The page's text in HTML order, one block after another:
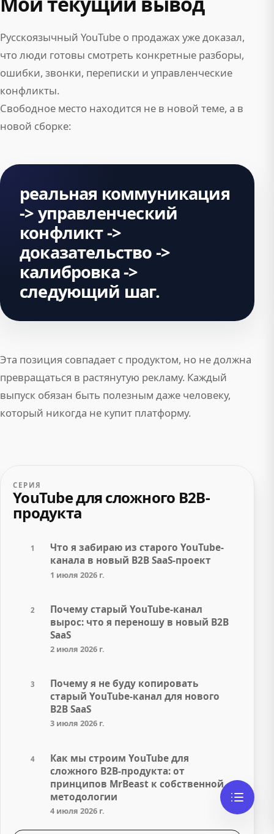
Русскоязычный YouTube о продажах уже доказал,
что люди готовы смотреть конкретные разборы,
ошибки, звонки, переписки и управленческие
конфликты.
Свободное место находится не в новой теме, а в
новой сборке:
реальная коммуникация
-> управленческий
конфликт ->
доказательство ->
калибровка ->
следующий шаг.
Эта позиция совпадает с продуктом, но не должна
превращаться в растянутую рекламу. Каждый
выпуск обязан быть полезным даже человеку,
который никогда не купит платформу.
СЕРИЯ
YouTube для сложного B2B-
продукта
1
Что я забираю из старого YouTube-
канала в новый B2B SaaS-проект
1 июля 2026 г.
2
Почему старый YouTube-канал
вырос: что я переношу в новый B2B
SaaS
2 июля 2026 г.
3
Почему я не буду копировать
старый YouTube-канал для нового
B2B SaaS
3 июля 2026 г.
4
Как мы строим YouTube для
сложного B2B-продукта: от
принципов MrBeast к собственной
методологии
4 июля 2026 г.